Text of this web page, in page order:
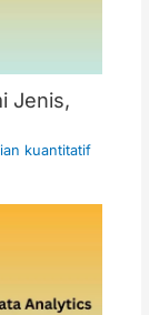
Jenis,
kuantitatif